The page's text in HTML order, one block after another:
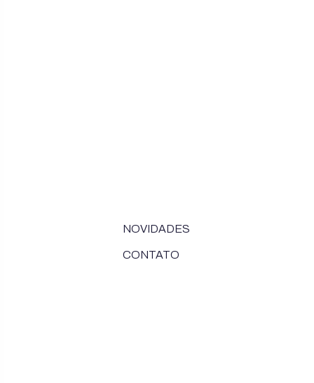
NOVIDADES
CONTATO